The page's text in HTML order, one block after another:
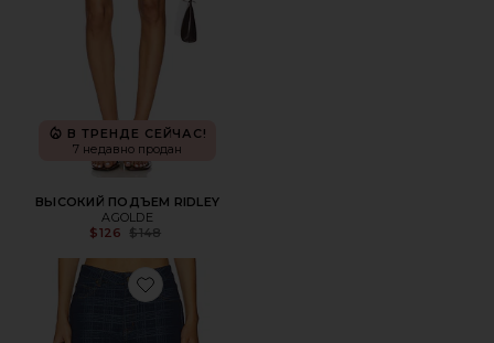
В ТРЕНДЕ СЕЙЧАС!
7 недавно продан
ВЫСОКИЙ ПОДЪЕМ RIDLEY
AGOLDE
$126
Previous price:
$148
Favorite ДЖИНСЫ TOP MODEL